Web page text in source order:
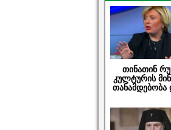
თინათინ
კულტურის
თანამდებობა